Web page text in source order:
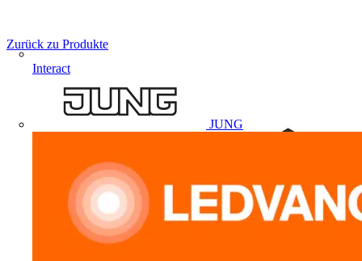
Interact
JUNG
Zurück zu Produkte